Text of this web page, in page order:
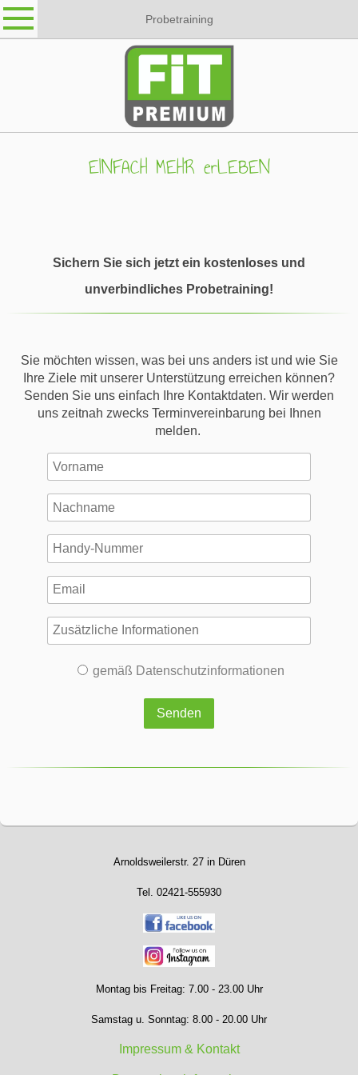
Probetraining
EINFACH MEHR erLEBEN
Sichern Sie sich jetzt ein kostenloses und
unverbindliches Probetraining!
Sie möchten wissen, was bei uns anders ist und wie Sie
Ihre Ziele mit unserer Unterstützung erreichen können?
Senden Sie uns einfach Ihre Kontaktdaten. Wir werden
uns zeitnah zwecks Terminvereinbarung bei Ihnen
melden.
gemäß Datenschutzinformationen
Senden
Arnoldsweilerstr. 27 in Düren
Tel. 02421-555930
Montag bis Freitag: 7.00 - 23.00 Uhr
Samstag u. Sonntag: 8.00 - 20.00 Uhr
Impressum & Kontakt